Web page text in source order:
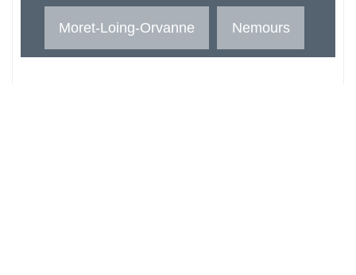
Moret-Loing-Orvanne Nemours